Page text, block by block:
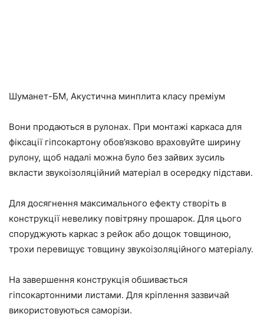
Шуманет-БМ, Акустична минплита класу преміум
Вони продаються в рулонах. При монтажі каркаса для
фіксації гіпсокартону обов’язково враховуйте ширину
рулону, щоб надалі можна було без зайвих зусиль
вкласти звукоізоляційний матеріал в осередку підстави.
Для досягнення максимального ефекту створіть в
конструкції невелику повітряну прошарок. Для цього
споруджують каркас з рейок або дощок товщиною,
трохи перевищує товщину звукоізоляційного матеріалу.
На завершення конструкція обшивається
гіпсокартонними листами. Для кріплення зазвичай
використовуються саморізи.